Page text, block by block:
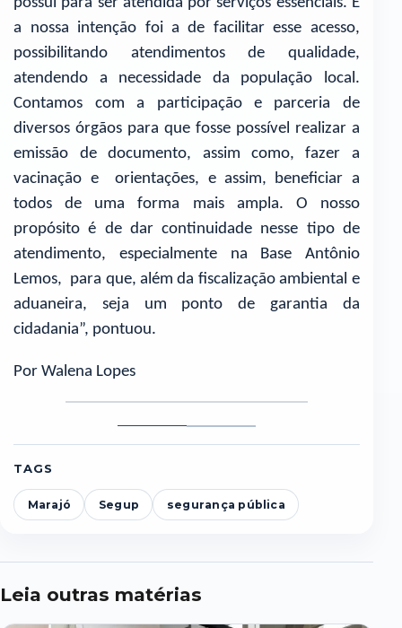
a nossa intenção foi a de facilitar esse acesso,
possibilitando atendimentos de qualidade,
atendendo a necessidade da população local.
Contamos com a participação e parceria de
diversos órgãos para que fosse possível realizar a
emissão de documento, assim como, fazer a
vacinação e orientações, e assim, beneficiar a
todos de uma forma mais ampla. O nosso
propósito é de dar continuidade nesse tipo de
atendimento, especialmente na Base Antônio
Lemos, para que, além da fiscalização ambiental e
aduaneira, seja um ponto de garantia da
cidadania”, pontuou.
Por Walena Lopes
1
2
TAGS
Marajó Segup segurança pública
Leia outras matérias